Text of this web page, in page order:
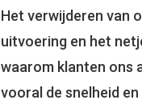
Het verwijderen van
uitvoering en het
waarom klanten ons
vooral de snelheid